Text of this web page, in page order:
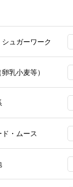
ュガーワーク
乳小麦等）
・ムース